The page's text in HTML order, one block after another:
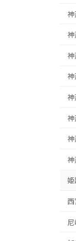
神
神
神
神
神
神
神
神
姫